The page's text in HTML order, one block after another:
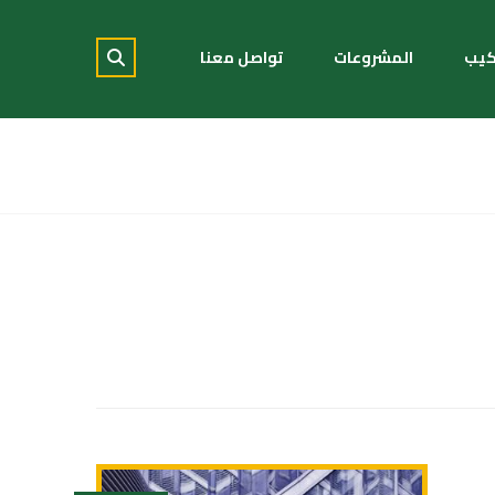
المشروعات تواصل معنا